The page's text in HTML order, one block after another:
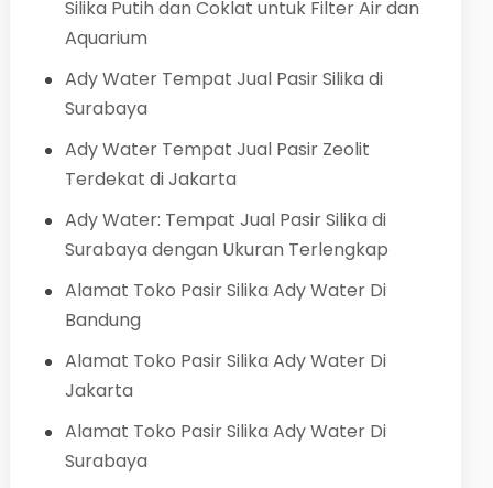
Silika Putih dan Coklat untuk Filter Air dan
Aquarium
Ady Water Tempat Jual Pasir Silika di
Surabaya
Ady Water Tempat Jual Pasir Zeolit
Terdekat di Jakarta
Ady Water: Tempat Jual Pasir Silika di
Surabaya dengan Ukuran Terlengkap
Alamat Toko Pasir Silika Ady Water Di
Bandung
Alamat Toko Pasir Silika Ady Water Di
Jakarta
Alamat Toko Pasir Silika Ady Water Di
Surabaya